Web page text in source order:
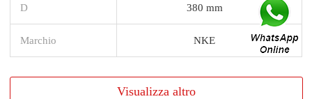
D 380 mm
Marchio NKE
Visualizza altro